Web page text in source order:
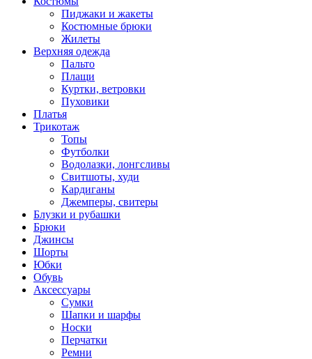
Пиджаки и жакеты
Костюмные брюки
Жилеты
Верхняя одежда
Пальто
Плащи
Куртки, ветровки
Пуховики
Платья
Трикотаж
Топы
Футболки
Водолазки, лонгсливы
Свитшоты, худи
Кардиганы
Джемперы, свитеры
Блузки и рубашки
Брюки
Джинсы
Шорты
Юбки
Обувь
Аксессуары
Сумки
Шапки и шарфы
Носки
Перчатки
Ремни